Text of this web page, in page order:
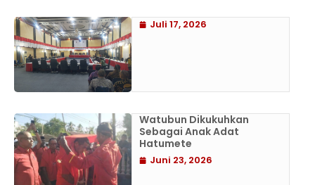
Juli 17, 2026
Watubun Dikukuhkan
Sebagai Anak Adat
Hatumete
Juni 23, 2026